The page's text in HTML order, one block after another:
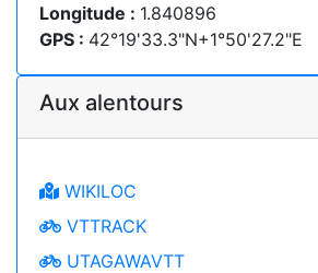
Longitude : 1.840896
GPS : 42°19'33.3"N+1°50'27.2"E
Aux alentours
WIKILOC
VTTRACK
UTAGAWAVTT